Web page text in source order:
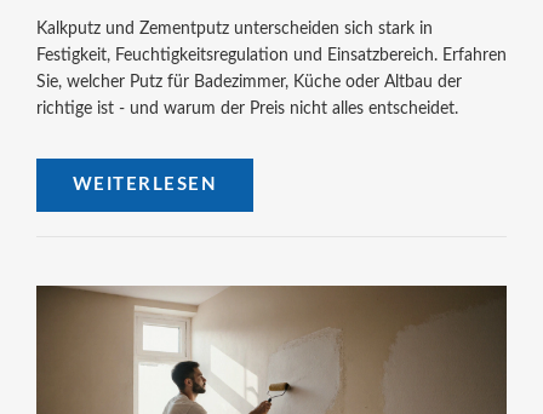
Kalkputz und Zementputz unterscheiden sich stark in
Festigkeit, Feuchtigkeitsregulation und Einsatzbereich. Erfahren
Sie, welcher Putz für Badezimmer, Küche oder Altbau der
richtige ist - und warum der Preis nicht alles entscheidet.
WEITERLESEN